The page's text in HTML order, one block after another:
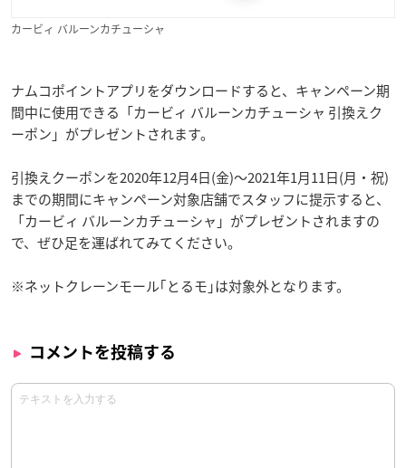
カービィ バルーンカチューシャ
ナムコポイントアプリをダウンロードすると、キャンペーン期
間中に使用できる「カービィ バルーンカチューシャ 引換えク
ーポン」がプレゼントされます。
引換えクーポンを2020年12月4日(金)〜2021年1月11日(月・祝)
までの期間にキャンペーン対象店舗でスタッフに提示すると、
「カービィ バルーンカチューシャ」がプレゼントされますの
で、ぜひ足を運ばれてみてください。
※ネットクレーンモール｢とるモ｣は対象外となります。
コメントを投稿する